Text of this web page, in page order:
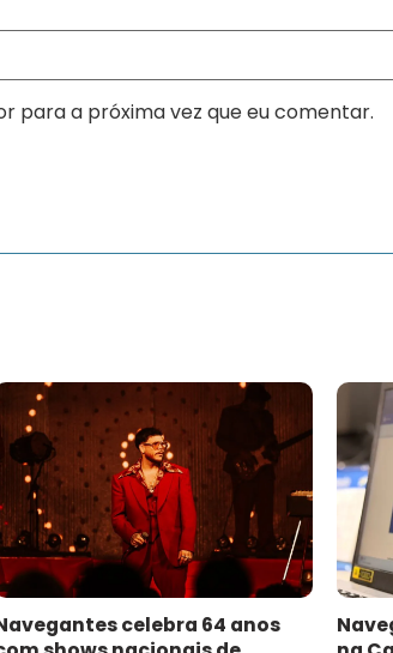
para a próxima vez que eu comentar.
celebra 64 anos